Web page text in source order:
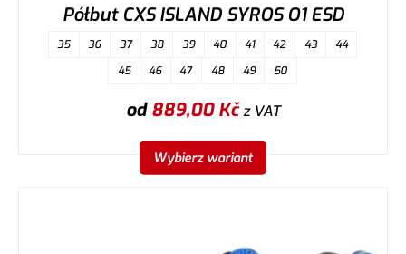
Półbut CXS ISLAND SYROS O1 ESD
35 36 37 38 39 40 41 42 43
44
45
46 47 48 49 50
od889,00Kčz VAT
Wybierz wariant